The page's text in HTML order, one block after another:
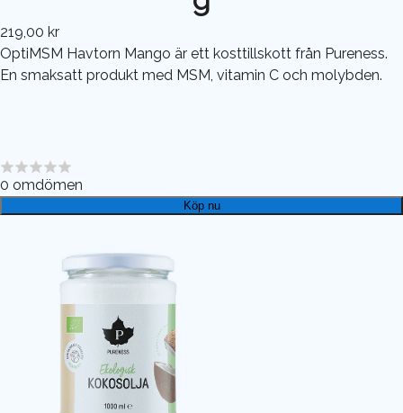
219,00 kr
OptiMSM Havtorn Mango är ett kosttillskott från Pureness.
En smaksatt produkt med MSM, vitamin C och molybden.
0 omdömen
Köp nu